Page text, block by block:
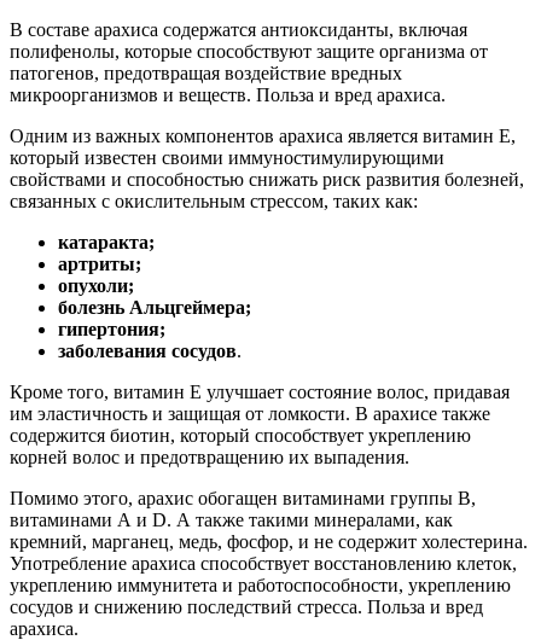
В составе арахиса содержатся антиоксиданты, включая
полифенолы, которые способствуют защите организма от
патогенов, предотвращая воздействие вредных
микроорганизмов и веществ. Польза и вред арахиса.
Одним из важных компонентов арахиса является витамин Е,
который известен своими иммуностимулирующими
свойствами и способностью снижать риск развития болезней,
связанных с окислительным стрессом, таких как:
катаракта;
артриты;
опухоли;
болезнь Альцгеймера;
гипертония;
заболевания сосудов.
Кроме того, витамин Е улучшает состояние волос, придавая
им эластичность и защищая от ломкости. В арахисе также
содержится биотин, который способствует укреплению
корней волос и предотвращению их выпадения.
Помимо этого, арахис обогащен витаминами группы В,
витаминами А и D. А также такими минералами, как
кремний, марганец, медь, фосфор, и не содержит холестерина.
Употребление арахиса способствует восстановлению клеток,
укреплению иммунитета и работоспособности, укреплению
сосудов и снижению последствий стресса. Польза и вред
арахиса.